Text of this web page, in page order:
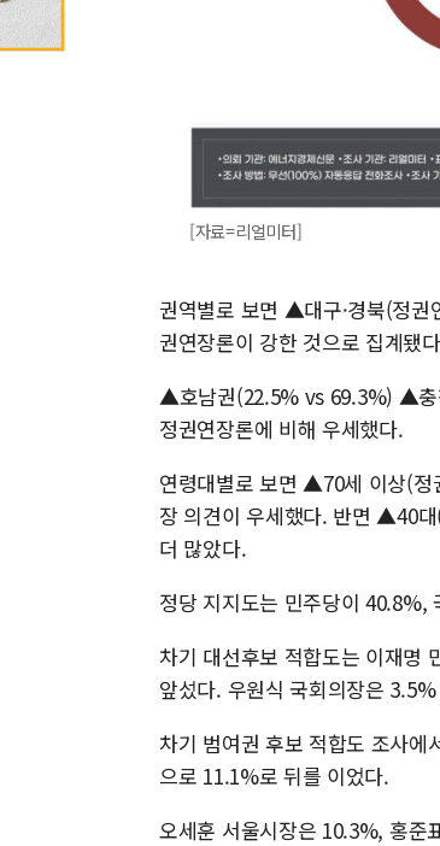
[자료=리얼미터]
권역별로 보면 ▲대구·경북(정
권연장론이 강한 것으로 집계됐
▲호남권(22.5% vs 69.3%) ▲충
정권연장론에 비해 우세했다.
연령대별로 보면 ▲70세 이상(
장 의견이 우세했다. 반면 ▲40
더 많았다.
정당 지지도는 민주당이 40.8%,
차기 대선후보 적합도는 이재명
앞섰다. 우원식 국회의장은
차기 범여권 후보 적합도 조사
으로 11.1%로 뒤를 이었다.
오세훈 서울시장은 10.3%, 홍준